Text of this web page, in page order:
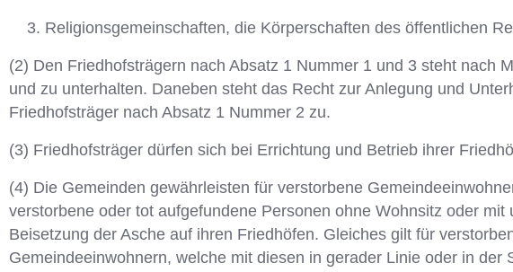
Religionsgemeinschaften, die Körperschaften des öffentlichen
(2) Den Friedhofsträgern nach Absatz 1 Nummer 1 und 3 steht nach
und zu unterhalten. Daneben steht das Recht zur Anlegung und
Friedhofsträger nach Absatz 1 Nummer 2 zu.
(3) Friedhofsträger dürfen sich bei Errichtung und Betrieb ihrer
(4) Die Gemeinden gewährleisten für verstorbene
verstorbene oder tot aufgefundene Personen ohne Wohnsitz oder
Beisetzung der Asche auf ihren Friedhöfen. Gleiches gilt für
Gemeindeeinwohnern, welche mit diesen in gerader Linie oder in